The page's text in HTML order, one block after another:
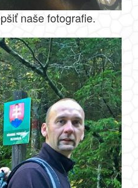
naše fotografie.